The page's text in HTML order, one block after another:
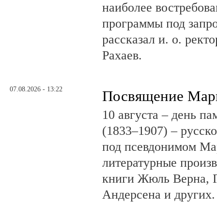
наиболее
программы под
рассказал и. о.
Рахаев.
07.08.2026 - 13:22 Посвящение
10 августа – день
(1833–1907) –
под псевдонимом
литературные
книги Жюль Верна,
Андерсена и